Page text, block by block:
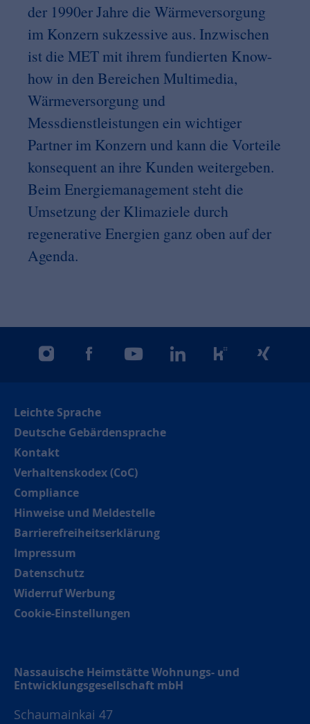
der 1990er Jahre die Wärmeversorgung
im Konzern sukzessive aus. Inzwischen
ist die MET mit ihrem fundierten Know-
how in den Bereichen Multimedia,
Wärmeversorgung und
Messdienstleistungen ein wichtiger
Partner im Konzern und kann die Vorteile
konsequent an ihre Kunden weitergeben.
Beim Energiemanagement steht die
Umsetzung der Klimaziele durch
regenerative Energien ganz oben auf der
Agenda.
instagramfacebookyoutubelinkedinkununuxing
Leichte Sprache
Deutsche Gebärdensprache
Kontakt
Verhaltenskodex (CoC)
Compliance
Hinweise und Meldestelle
Barrierefreiheitserklärung
Impressum
Datenschutz
Widerruf Werbung
Cookie-Einstellungen
Nassauische Heimstätte Wohnungs- und
Entwicklungsgesellschaft mbH
Schaumainkai 47